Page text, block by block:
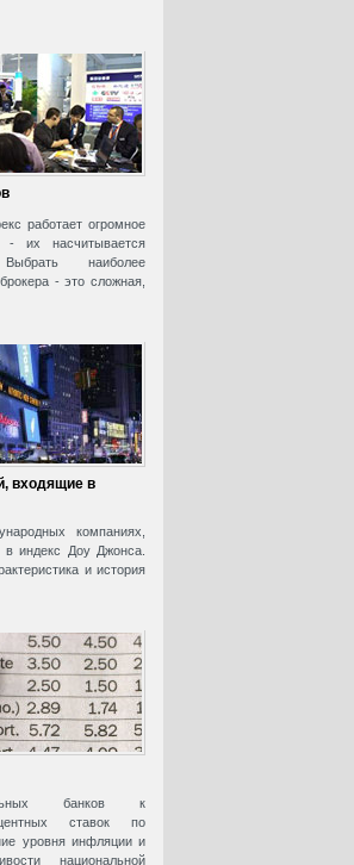
работает огромное
- их насчитывается
наиболее
- это сложная,
входящие в
компаниях,
в индекс Доу Джонса.
и история
банков к
ставок по
уровня инфляции и
национальной